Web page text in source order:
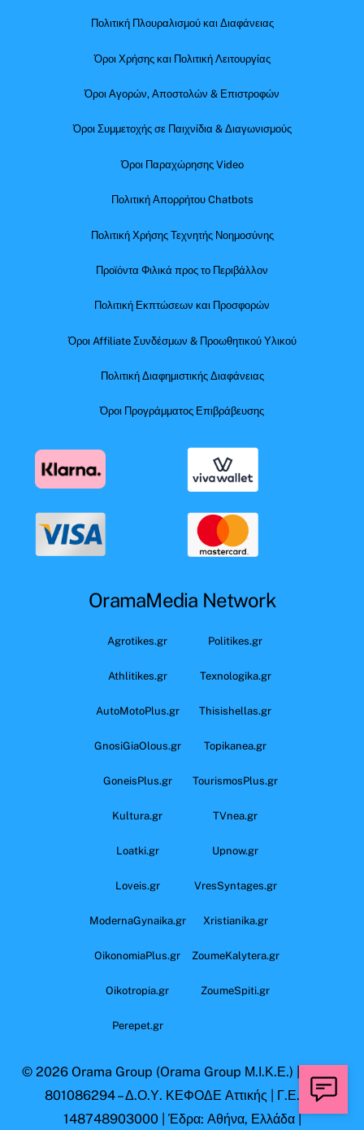
Πολιτική Πλουραλισμού και Διαφάνειας
Όροι Χρήσης και Πολιτική Λειτουργίας
Όροι Αγορών, Αποστολών & Επιστροφών
Όροι Συμμετοχής σε Παιχνίδια & Διαγωνισμούς
Όροι Παραχώρησης Video
Πολιτική Απορρήτου Chatbots
Πολιτική Χρήσης Τεχνητής Νοημοσύνης
Προϊόντα Φιλικά προς το Περιβάλλον
Πολιτική Εκπτώσεων και Προσφορών
Όροι Affiliate Συνδέσμων & Προωθητικού Υλικού
Πολιτική Διαφημιστικής Διαφάνειας
Όροι Προγράμματος Επιβράβευσης
OramaMedia Network
Agrotikes.gr Politikes.gr
Athlitikes.gr Texnologika.gr
AutoMotoPlus.gr Thisishellas.gr
GnosiGiaOlous.gr Topikanea.gr
GoneisPlus.gr TourismosPlus.gr
Kultura.gr TVnea.gr
Loatki.gr Upnow.gr
Loveis.gr VresSyntages.gr
ModernaGynaika.gr Xristianika.gr
OikonomiaPlus.gr ZoumeKalytera.gr
Oikotropia.gr ZoumeSpiti.gr
Perepet.gr
© 2026 Orama Group (Orama Group Μ.Ι.Κ.Ε.) | Α.Φ.Μ.
801086294 – Δ.Ο.Υ. ΚΕΦΟΔΕ Αττικής | Γ.Ε.ΜΗ
148748903000 | Έδρα: Αθήνα, Ελλάδα |